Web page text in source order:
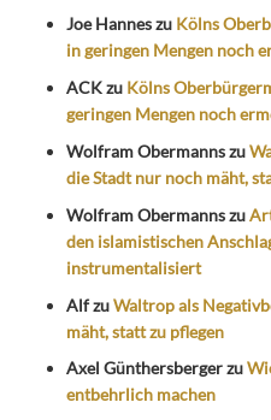
Joe Hanneszu Kölns
in geringen Mengen noch
ACKzu Kölns
geringen Mengen noch
Wolfram Obermannszu
die Stadt nur noch mäht,
Wolfram Obermannszu
den islamistischen
instrumentalisiert
AlfzuWaltrop als
mäht, statt zu pflegen
Axel Günthersbergerzu
entbehrlich machen